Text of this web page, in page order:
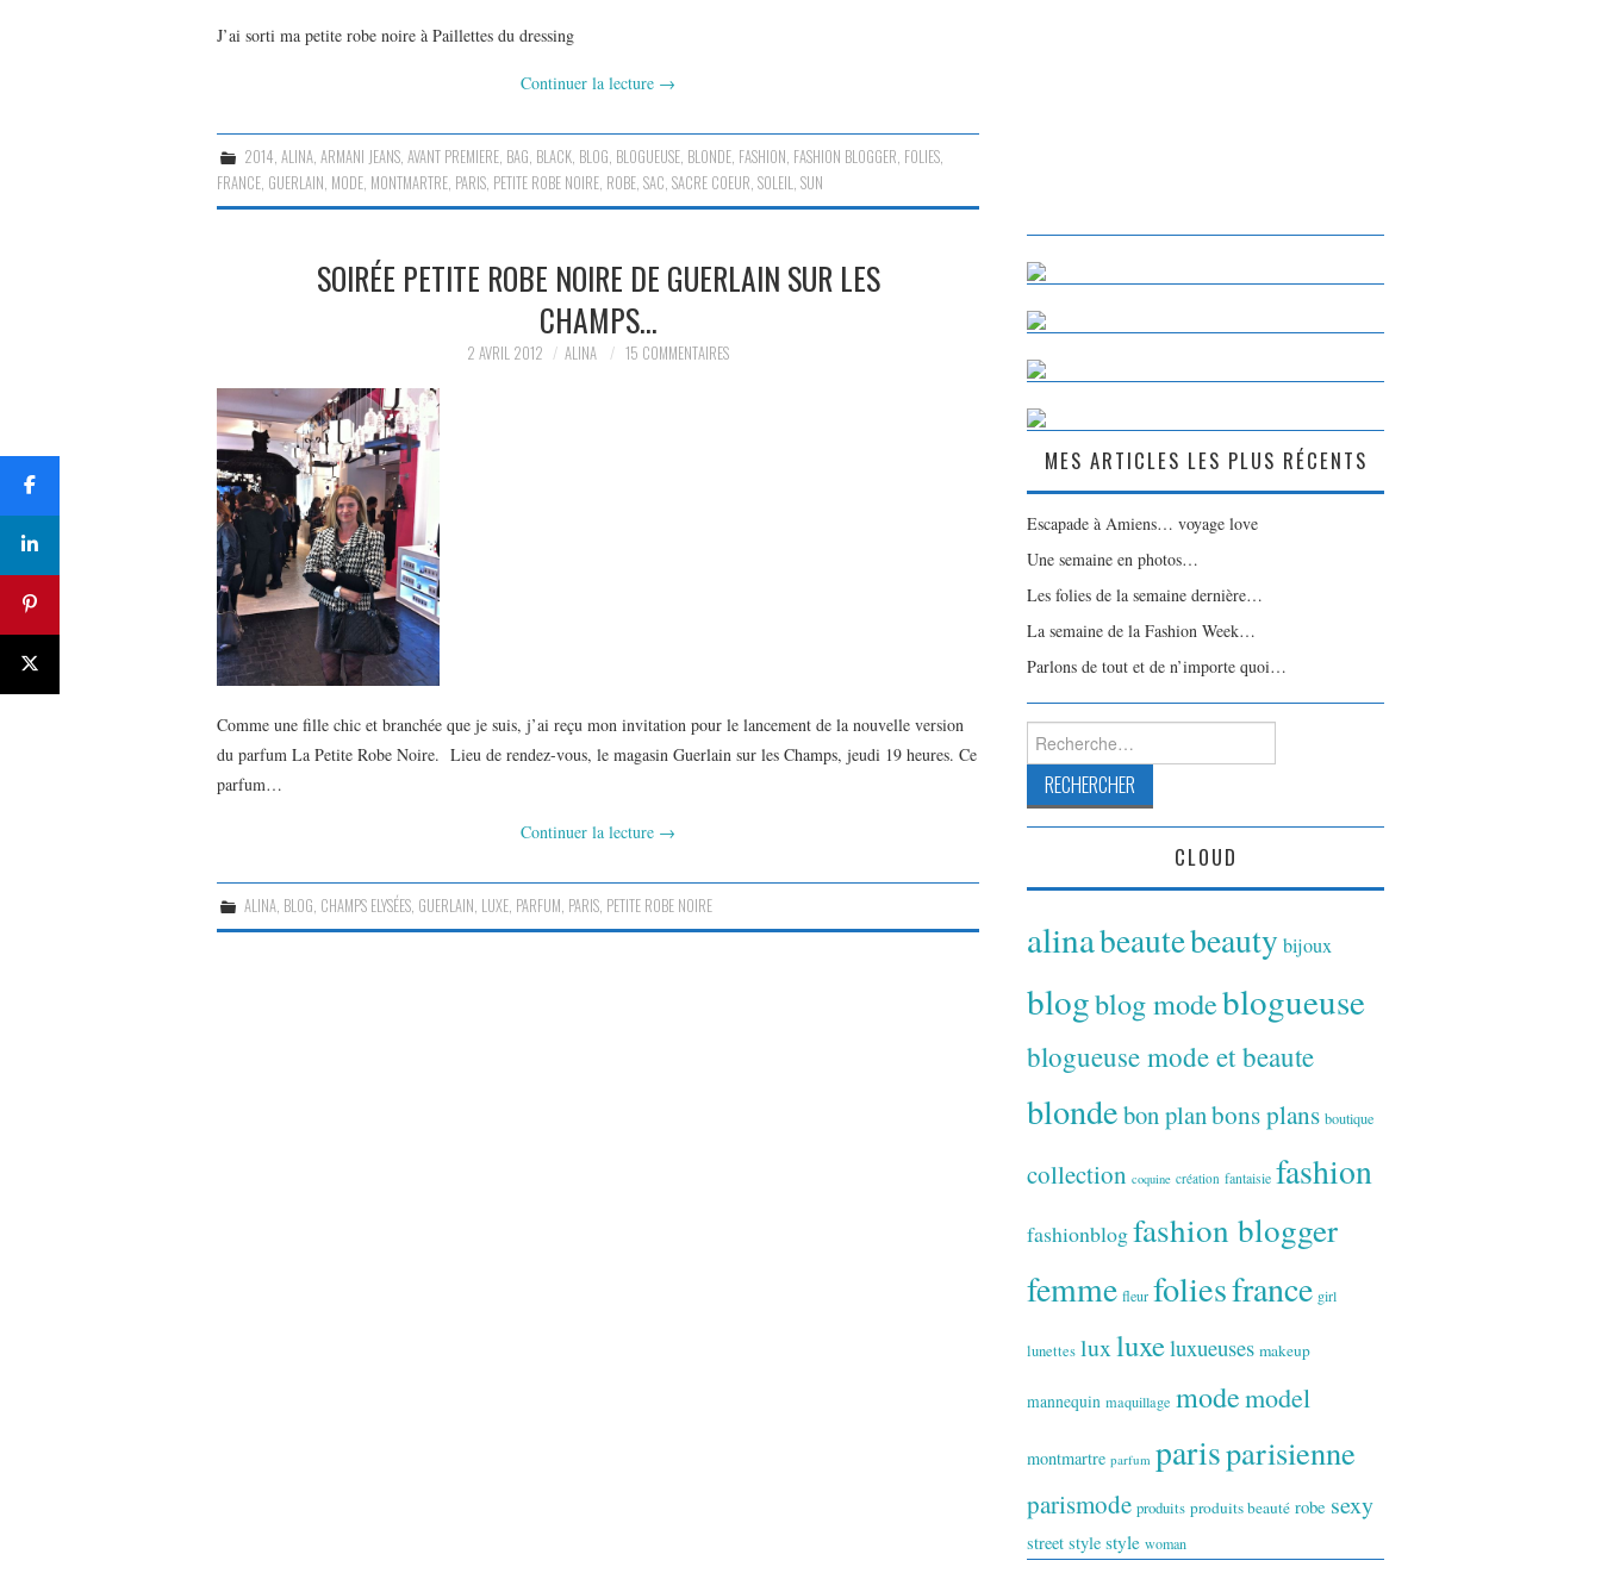
J’ai sorti ma petite robe noire à Paillettes du dressing
Continuer la lecture →
2014,ALINA,ARMANI JEANS,AVANT PREMIERE, BAG, BLACK, BLOG, BLOGUEUSE, BLONDE, FASHION, FASHION BLOGGER, FOLIES,
FRANCE, GUERLAIN, MODE, MONTMARTRE, PARIS, PETITE ROBE NOIRE, ROBE, SAC, SACRE COEUR, SOLEIL, SUN
SOIRÉE PETITE ROBE NOIRE DE GUERLAIN SUR LES
CHAMPS…
2 AVRIL 2012 ALINA 15 COMMENTAIRES
Comme une fille chic et branchée que je suis, j’ai reçu mon invitation pour le lancement de la nouvelle version
du parfum La Petite Robe Noire. Lieu de rendez-vous, le magasin Guerlain sur les Champs, jeudi 19 heures. Ce
parfum…
Continuer la lecture →
ALINA, BLOG, CHAMPS ELYSÉES, GUERLAIN, LUXE, PARFUM, PARIS, PETITE ROBE NOIRE
MES ARTICLES LES PLUS RÉCENTS
Escapade à Amiens… voyage love
Une semaine en photos…
Les folies de la semaine dernière…
La semaine de la Fashion Week…
Parlons de tout et de n’importe quoi…
Rechercher :
CLOUD
alinabeautebeauty bijoux
blogblog modeblogueuse
blogueuse mode et beaute
blondebon planbons plans boutique
collection coquine création fantaisie fashion
fashionblogfashion blogger
femme fleur foliesfrance girl
lunettes luxluxeluxueuses makeup
mannequin maquillage modemodel
montmartre parfum parisparisienne
parismode produits produits beauté robe sexy
street style style woman